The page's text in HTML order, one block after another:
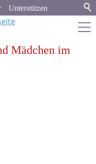
Unterstützen
Mädchen im